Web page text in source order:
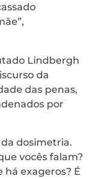
Lindbergh
da
das penas,
por
dosimetria.
vocês falam?
há exageros? É